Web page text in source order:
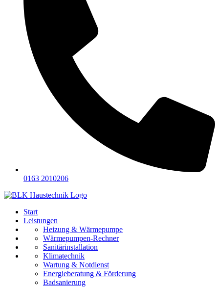
0163 2010206
Start
Leistungen
Heizung & Wärmepumpe
Wärmepumpen-Rechner
Sanitärinstallation
Klimatechnik
Wartung & Notdienst
Energieberatung & Förderung
Badsanierung
Referenzen
Über uns
Karriere
Kontakt